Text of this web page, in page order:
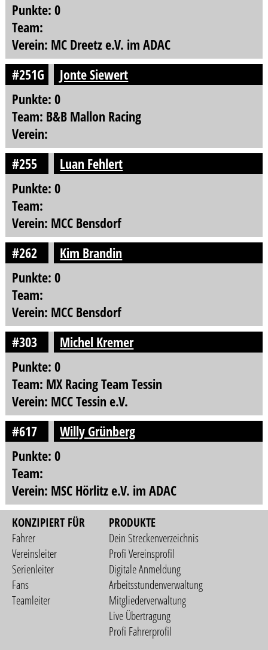
Punkte: 0
Team:
Verein: MC Dreetz e.V. im ADAC
#251G
Jonte Siewert
Punkte: 0
Team: B&B Mallon Racing
Verein:
#255
Luan Fehlert
Punkte: 0
Team:
Verein: MCC Bensdorf
#262
Kim Brandin
Punkte: 0
Team:
Verein: MCC Bensdorf
#303
Michel Kremer
Punkte: 0
Team: MX Racing Team Tessin
Verein: MCC Tessin e.V.
#617
Willy Grünberg
Punkte: 0
Team:
Verein: MSC Hörlitz e.V. im ADAC
KONZIPIERT FÜR
Fahrer
Vereinsleiter
Serienleiter
Fans
Teamleiter
PRODUKTE
Dein Streckenverzeichnis
Profi Vereinsprofil
Digitale Anmeldung
Arbeitsstundenverwaltung
Mitgliederverwaltung
Live Übertragung
Profi Fahrerprofil